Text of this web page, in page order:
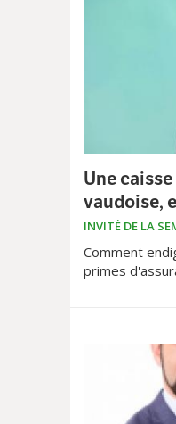
Une
vaudoise,
INVITÉ DE LA
Comment
primes
publique